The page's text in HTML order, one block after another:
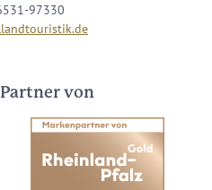
97330
von